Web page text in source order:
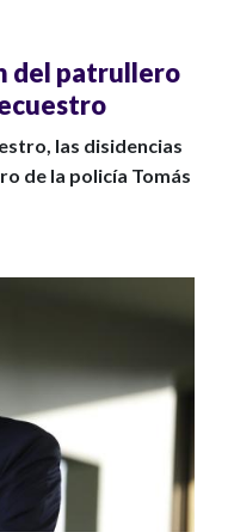
del patrullero
las disidencias
de la policía Tomás